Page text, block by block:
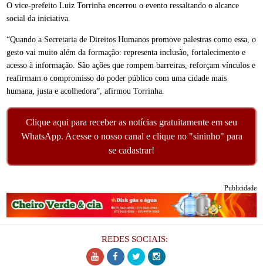
O vice-prefeito Luiz Torrinha encerrou o evento ressaltando o alcance
social da iniciativa.
“Quando a Secretaria de Direitos Humanos promove palestras como essa, o
gesto vai muito além da formação: representa inclusão, fortalecimento e
acesso à informação. São ações que rompem barreiras, reforçam vínculos e
reafirmam o compromisso do poder público com uma cidade mais
humana, justa e acolhedora”, afirmou Torrinha.
Clique aqui para receber as notícias gratuitamente em seu
WhatsApp. Acesse o nosso canal e clique no "sininho" para
se cadastrar!
Publicidade
REDES SOCIAIS: